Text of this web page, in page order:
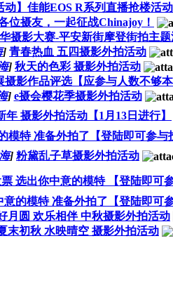
动】佳能EOS R系列直播抢楼活
位摄友，一起征战Chinajoy！
摄影大赛-平安新街摩登街拍主题
] 青春热血 五四摄影外拍活动
] 秋天的色彩 摄影外拍活动
摄影作品评选【应参与人数不够本
] e摄会樱花季摄影外拍活动
年 摄影外拍活动【1月13日进行】
模特 准备外拍了【登陆即可参与
] 粉黛乱子草摄影外拍活动
选出你中意的模特 【登陆即可参
的模特 准备外拍了【登陆即可参
月圆 欢乐相伴 中秋摄影外拍活动
末初秋 水映晴空 摄影外拍活动